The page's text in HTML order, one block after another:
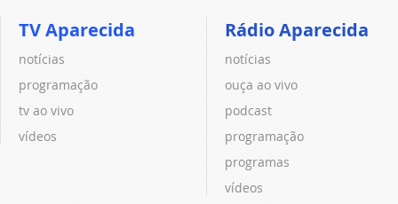
TV Aparecida
notícias
programação
tv ao vivo
vídeos
Rádio Aparecida
notícias
ouça ao vivo
podcast
programação
programas
vídeos